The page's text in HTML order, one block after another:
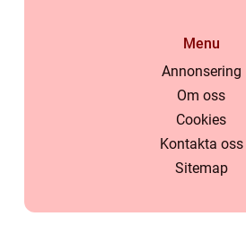
Menu
Annonsering
Om oss
Cookies
Kontakta oss
Sitemap